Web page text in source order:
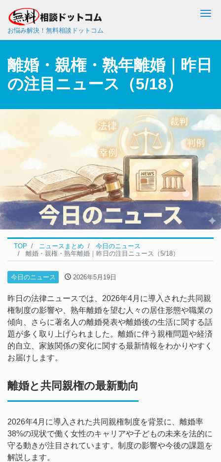
お悩み解決！無料相談ドットコム
離婚・親権・熟年離婚｜昨日
の注目ニュース（5/18）
TOP ニュースまとめ
今日のニュース
離婚・親権・熟年離婚｜昨日の注目ニュース（5/18）
今日のニュース 2026年5月19日
昨日の法律ニュースでは、2026年4月に導入された共同親
権制度の影響や、熟年離婚を望む人々の居住形態や職業の
傾向、さらに著名人の離婚発表や離婚後の生活に関する話
題が多く取り上げられました。離婚に伴う親権問題や経済
的自立、家族関係の変化に関する最新情報をわかりやすく
お届けします。
離婚と共同親権の最新動向
2026年4月に導入された共同親権制度を背景に、離婚率
38%の現状で働く女性のキャリアや子どもの未来を法的に
守る動きが注目されています。制度の影響や今後の課題を
解説します。